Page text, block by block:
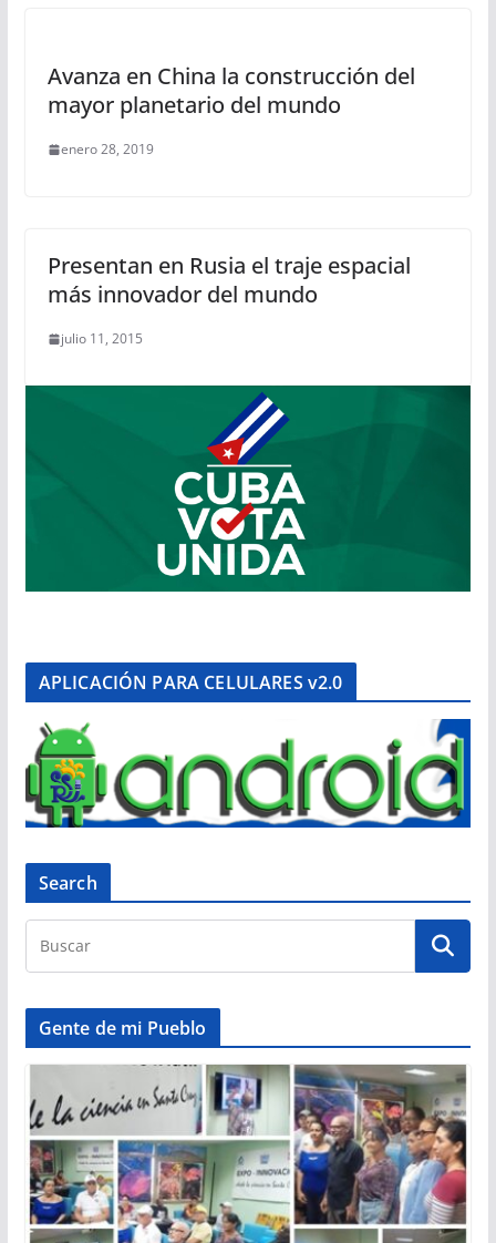
Avanza en China la construcción del
mayor planetario del mundo
enero 28, 2019
Presentan en Rusia el traje espacial
más innovador del mundo
julio 11, 2015
APLICACIÓN PARA CELULARES v2.0
Search
Gente de mi Pueblo